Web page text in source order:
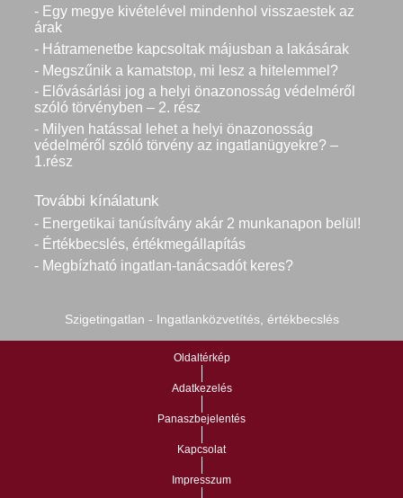
- Egy megye kivételével mindenhol visszaestek az
árak
- Hátramenetbe kapcsoltak májusban a lakásárak
- Megszűnik a kamatstop, mi lesz a hitelemmel?
- Elővásárlási jog a helyi önazonosság védelméről
szóló törvényben – 2. rész
- Milyen hatással lehet a helyi önazonosság
védelméről szóló törvény az ingatlanügyekre? –
1.rész
További kínálatunk
- Energetikai tanúsítvány akár 2 munkanapon belül!
- Értékbecslés, értékmegállapítás
- Megbízható ingatlan-tanácsadót keres?
Szigetingatlan - Ingatlanközvetítés, értékbecslés
Oldaltérkép
Adatkezelés
Panaszbejelentés
Kapcsolat
Impresszum